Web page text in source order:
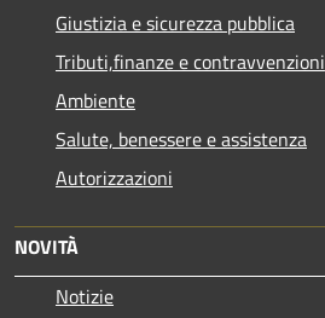
Giustizia e sicurezza pubblica
Tributi,finanze e contravvenzioni
Ambiente
Salute, benessere e assistenza
Autorizzazioni
NOVITÀ
Notizie